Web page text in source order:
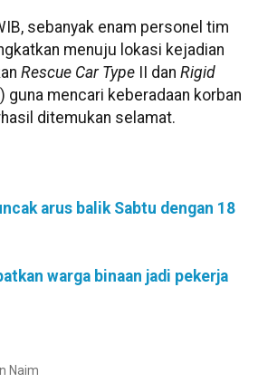
sebanyak enam personel tim
menuju lokasi kejadian
Rescue Car Type II dan Rigid
guna mencari keberadaan korban
ditemukan selamat.
arus balik Sabtu dengan 18
warga binaan jadi pekerja
Naim